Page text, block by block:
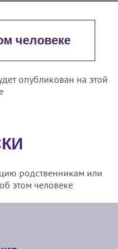
человеке
опубликован на этой
родственникам или
этом человеке